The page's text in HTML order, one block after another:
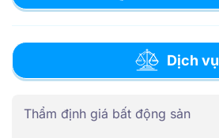
Dịch vụ
Thẩm định giá bất động sản